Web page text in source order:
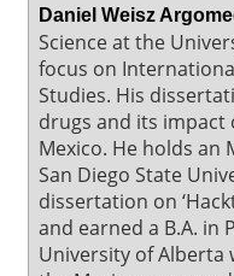
Daniel Weisz
Science at the
focus on
Studies. His
drugs and its impact
Mexico. He holds an
San Diego State
dissertation on
and earned a B.A. in
University of Alberta